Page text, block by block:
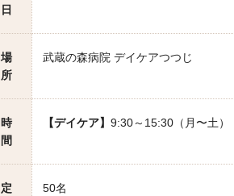
日
場
所
武蔵の森病院 デイケアつつじ
時
間
【デイケア】 9:30～15:30（月〜土）
定
50名